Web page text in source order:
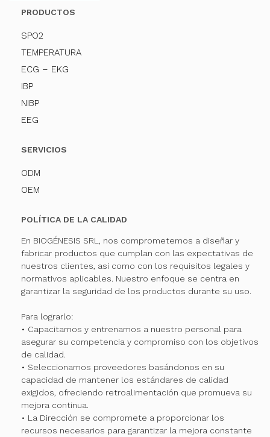
PRODUCTOS
SPO2
TEMPERATURA
ECG – EKG
IBP
NIBP
EEG
SERVICIOS
ODM
OEM
POLÍTICA DE LA CALIDAD
En BIOGÉNESIS SRL, nos comprometemos a diseñar y
fabricar productos que cumplan con las expectativas de
nuestros clientes, así como con los requisitos legales y
normativos aplicables. Nuestro enfoque se centra en
garantizar la seguridad de los productos durante su uso.
Para lograrlo:
• Capacitamos y entrenamos a nuestro personal para
asegurar su competencia y compromiso con los objetivos
de calidad.
• Seleccionamos proveedores basándonos en su
capacidad de mantener los estándares de calidad
exigidos, ofreciendo retroalimentación que promueva su
mejora continua.
• La Dirección se compromete a proporcionar los
recursos necesarios para garantizar la mejora constante